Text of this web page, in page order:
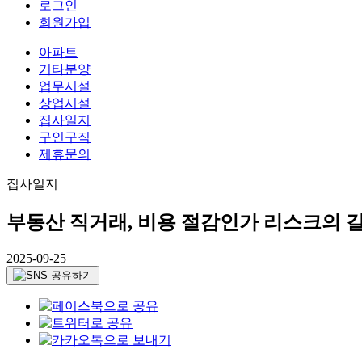
로그인
회원가입
아파트
기타분양
업무시설
상업시설
집사일지
구인구직
제휴문의
집사일지
부동산 직거래, 비용 절감인가 리스크의
2025-09-25